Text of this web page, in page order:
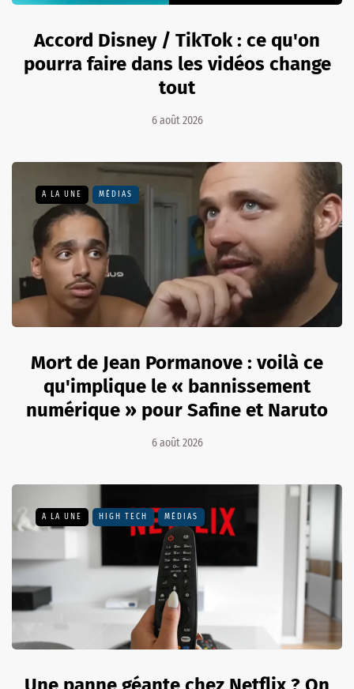
Accord Disney / TikTok : ce qu'on
pourra faire dans les vidéos change
tout
6 août 2026
A LA UNE MÉDIAS
Mort de Jean Pormanove : voilà ce
qu'implique le « bannissement
numérique » pour Safine et Naruto
6 août 2026
A LA UNE HIGH TECH MÉDIAS